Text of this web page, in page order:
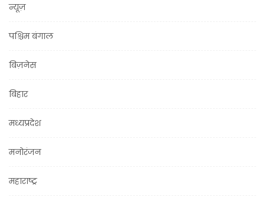
न्यूज़
पश्चिम बंगाल
बिज़नेस
बिहार
मध्यप्रदेश
मनोरंजन
महाराष्ट्र